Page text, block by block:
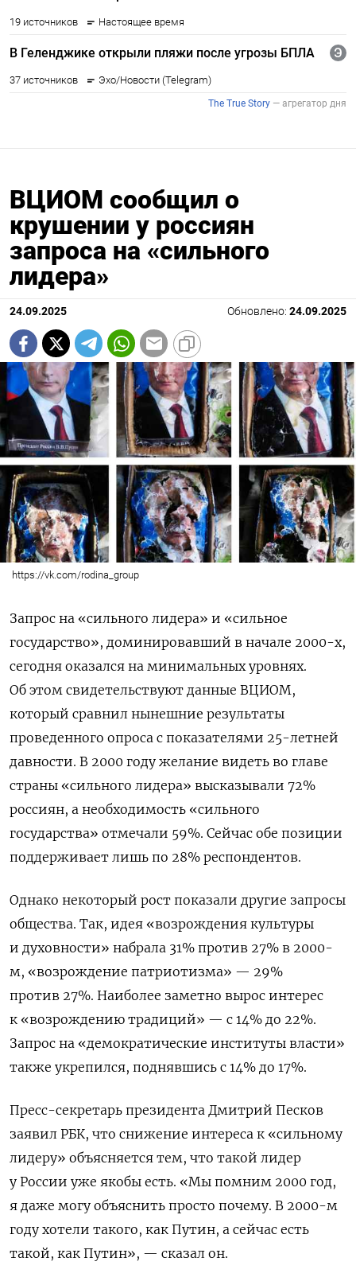
ВЦИОМ сообщил о
крушении у россиян
запроса на «сильного
лидера»
24.09.2025 Обновлено: 24.09.2025
https://vk.com/rodina_group
Запрос на «сильного лидера» и «сильное
государство», доминировавший в начале 2000-х,
сегодня оказался на минимальных уровнях.
Об этом свидетельствуют данные ВЦИОМ,
который сравнил нынешние результаты
проведенного опроса с показателями 25-летней
давности. В 2000 году желание видеть во главе
страны «сильного лидера» высказывали 72%
россиян, а необходимость «сильного
государства» отмечали 59%. Сейчас обе позиции
поддерживает лишь по 28% респондентов.
Однако некоторый рост показали другие запросы
общества. Так, идея «возрождения культуры
и духовности» набрала 31% против 27% в 2000-
м, «возрождение патриотизма» — 29%
против 27%. Наиболее заметно вырос интерес
к «возрождению традиций» — с 14% до 22%.
Запрос на «демократические институты власти»
также укрепился, поднявшись с 14% до 17%.
Пресс-секретарь президента Дмитрий Песков
заявил РБК, что снижение интереса к «сильному
лидеру» объясняется тем, что такой лидер
у России уже якобы есть. «Мы помним 2000 год,
я даже могу объяснить просто почему. В 2000-м
году хотели такого, как Путин, а сейчас есть
такой, как Путин», — сказал он.